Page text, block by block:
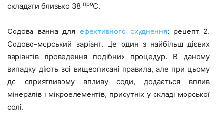
складати близько 38 проС.
Содова ванна для ефективного схуднення: рецепт 2.
Содово-морський варіант. Це один з найбільш дієвих
варіантів проведення подібних процедур. В даному
випадку діють всі вищеописані правила, але при цьому
до сприятливому впливу соди, додається вплив
мінералів і мікроелементів, присутніх у складі морської
солі.